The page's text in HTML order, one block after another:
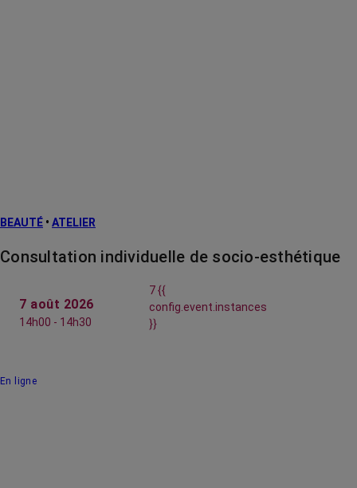
BEAUTÉ • ATELIER
Consultation individuelle de socio-esthétique
7 août 2026
14h00 - 14h30
7 {{
config.event.instances
}}
En ligne